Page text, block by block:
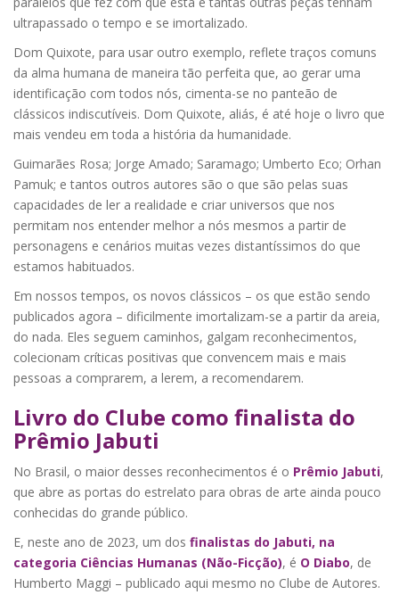
ultrapassado o tempo e se imortalizado.
Dom Quixote, para usar outro exemplo, reflete traços comuns
da alma humana de maneira tão perfeita que, ao gerar uma
identificação com todos nós, cimenta-se no panteão de
clássicos indiscutíveis. Dom Quixote, aliás, é até hoje o livro que
mais vendeu em toda a história da humanidade.
Guimarães Rosa; Jorge Amado; Saramago; Umberto Eco; Orhan
Pamuk; e tantos outros autores são o que são pelas suas
capacidades de ler a realidade e criar universos que nos
permitam nos entender melhor a nós mesmos a partir de
personagens e cenários muitas vezes distantíssimos do que
estamos habituados.
Em nossos tempos, os novos clássicos – os que estão sendo
publicados agora – dificilmente imortalizam-se a partir da areia,
do nada. Eles seguem caminhos, galgam reconhecimentos,
colecionam críticas positivas que convencem mais e mais
pessoas a comprarem, a lerem, a recomendarem.
Livro do Clube como finalista do
Prêmio Jabuti
No Brasil, o maior desses reconhecimentos é o Prêmio Jabuti,
que abre as portas do estrelato para obras de arte ainda pouco
conhecidas do grande público.
E, neste ano de 2023, um dos finalistas do Jabuti, na
categoria Ciências Humanas (Não-Ficção), é O Diabo, de
Humberto Maggi – publicado aqui mesmo no Clube de Autores.